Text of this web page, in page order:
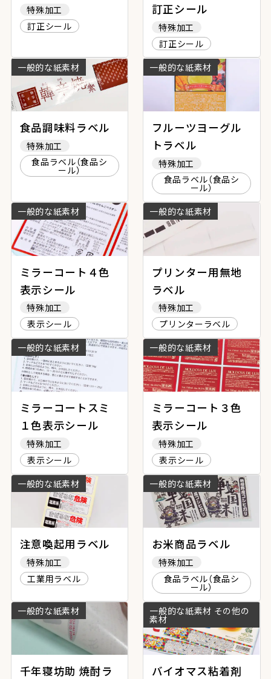
特殊加工
訂正シール
訂正シール
特殊加工
訂正シール
一般的な紙素材
食品調味料ラベル
特殊加工
食品ラベル（食品シ
ール）
一般的な紙素材
フルーツヨーグル
トラベル
特殊加工
食品ラベル（食品シ
ール）
一般的な紙素材
ミラーコート４色
表示シール
特殊加工
表示シール
一般的な紙素材
プリンター用無地
ラベル
特殊加工
プリンターラベル
一般的な紙素材
ミラーコートスミ
１色表示シール
特殊加工
表示シール
一般的な紙素材
ミラーコート３色
表示シール
特殊加工
表示シール
一般的な紙素材
注意喚起用ラベル
特殊加工
工業用ラベル
一般的な紙素材
お米商品ラベル
特殊加工
食品ラベル（食品シ
ール）
一般的な紙素材
千年寝坊助 焼酎ラ
一般的な紙素材 その他の
素材
バイオマス粘着剤